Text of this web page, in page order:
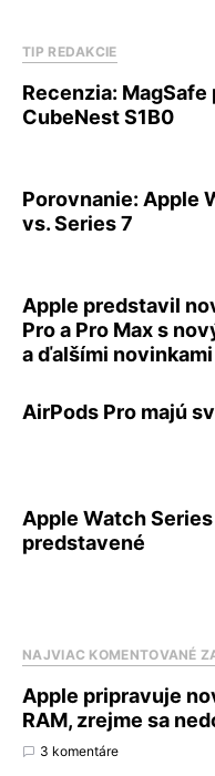
TIP REDAKCIE
Recenzia:
CubeNest S1B0
Porovnanie: Apple
vs. Series 7
Apple predstavil
Pro a Pro Max s
a ďalšími novinkami
AirPods Pro majú
Apple Watch
predstavené
NAJVIAC KOMENTOVANÉ
Apple pripravuje
RAM, zrejme sa
3 komentáre